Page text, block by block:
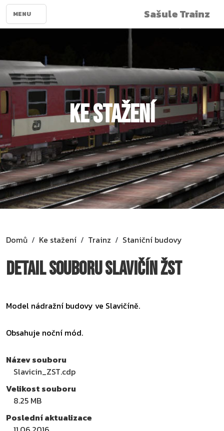
MENU Sašule Trainz
Ke stažení
Domů Ke stažení Trainz Staniční budovy
Detail souboru Slavičín ŽST
Model nádražní budovy ve Slavičíně.
Obsahuje noční mód.
Název souboru
Slavicin_ZST.cdp
Velikost souboru
8.25 MB
Poslední aktualizace